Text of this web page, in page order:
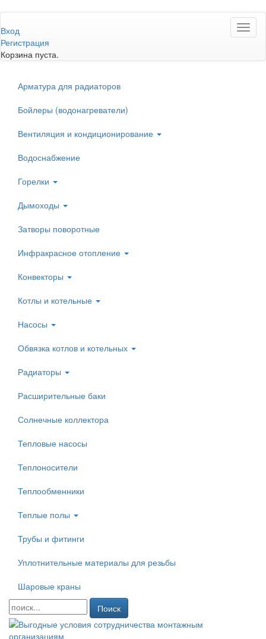
к
основному
содержанию
Вход
Регистрация
Корзина пуста.
Арматура для радиаторов
Бойлеры (водонагреватели)
Вентиляция и кондиционирование
Водоснабжение
Горелки
Дымоходы
Затворы поворотные
Инфракрасное отопление
Конвекторы
Котлы и котельные
Насосы
Обвязка котлов и котельных
Радиаторы
Расширительные баки
Солнечные коллектора
Тепловые насосы
Теплоносители
Теплообменники
Теплые полы
Трубы и фитинги
Уплотнительные материалы для резьбы
Шаровые краны
Поиск